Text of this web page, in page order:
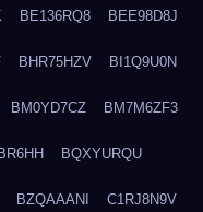
BE136RQ8 BEE98D8J
BHR75HZV BI1Q9U0N
BM0YD7CZ BM7M6ZF3
BQXYURQU
BZQAAANI C1RJ8N9V